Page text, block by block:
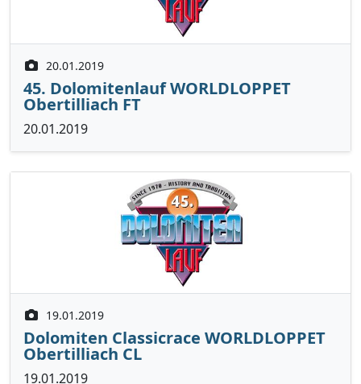
20.01.2019
45. Dolomitenlauf WORLDLOPPET
Obertilliach FT
20.01.2019
19.01.2019
Dolomiten Classicrace WORLDLOPPET
Obertilliach CL
19.01.2019